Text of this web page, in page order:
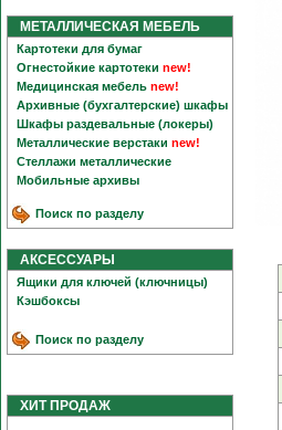
МЕТАЛЛИЧЕСКАЯ МЕБЕЛЬ
Картотеки для бумаг
Огнестойкие картотеки new!
Медицинская мебель new!
Архивные (бухгалтерские) шкафы
Шкафы раздевальные (локеры)
Металлические верстаки new!
Стеллажи металлические
Мобильные архивы
Поиск по разделу
АКСЕССУАРЫ
Ящики для ключей (ключницы)
Кэшбоксы
Поиск по разделу
ХИТ ПРОДАЖ